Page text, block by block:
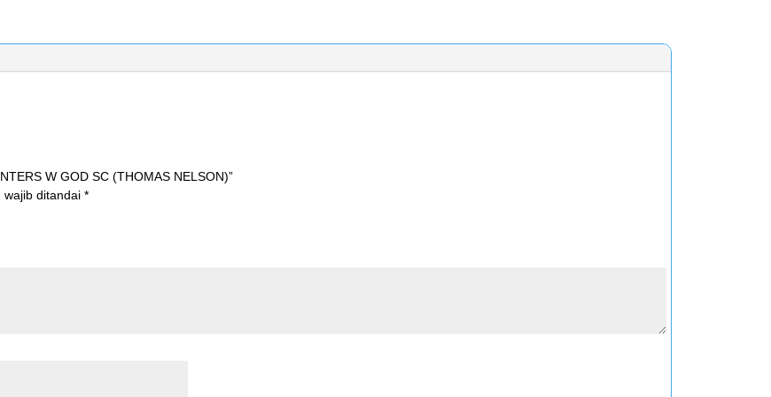
W GOD SC (THOMAS NELSON)”
wajib ditandai *